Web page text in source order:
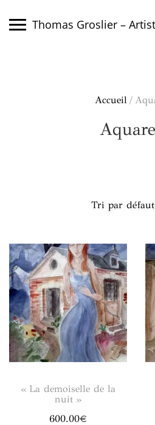
Thomas Groslier –
Accueil /
« La demoiselle de la
nuit »
600.00€